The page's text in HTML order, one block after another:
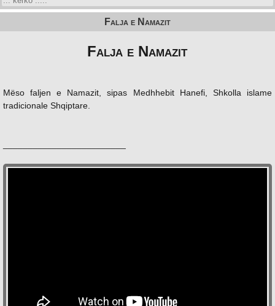
Falja e Namazit
Falja e Namazit
Mëso faljen e Namazit, sipas Medhhebit Hanefi, Shkolla islame
tradicionale Shqiptare.